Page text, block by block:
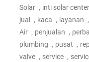
Solar , inti solar center
jual , kaca , layanan ,
Air , penjualan ,
plumbing , pusat ,
valve , service ,